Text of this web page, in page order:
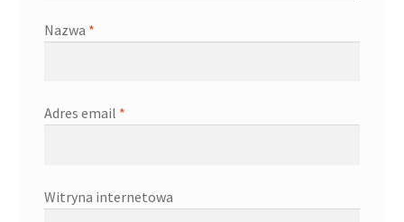
Nazwa *
Adres email *
Witryna internetowa